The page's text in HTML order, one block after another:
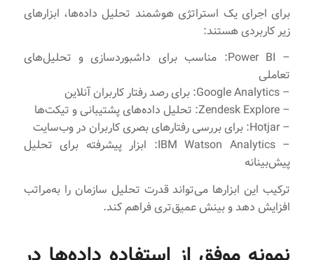
برای اجرای یک استراتژی هوشمند تحلیل داده‌ها، ابزارهای
زیر کاربردی هستند:
– Power BI: مناسب برای داشبوردسازی و تحلیل‌های
تعاملی
– Google Analytics: برای رصد رفتار کاربران آنلاین
– Zendesk Explore: تحلیل داده‌های پشتیبانی و تیکت‌ها
– Hotjar: برای بررسی رفتارهای بصری کاربران در وب‌سایت
– IBM Watson Analytics: ابزار پیشرفته برای تحلیل
پیش‌بینانه
ترکیب این ابزارها می‌تواند قدرت تحلیل سازمان را به‌مراتب
افزایش دهد و بینش عمیق‌تری فراهم کند.